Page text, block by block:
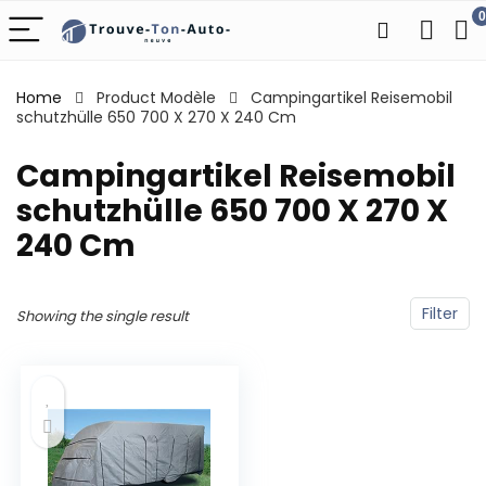
0
Home Product Modèle
‎Campingartikel Reisemobil
schutzhülle 650 700 X 270 X 240 Cm
‎Campingartikel Reisemobil
schutzhülle 650 700 X 270 X
240 Cm
Filter
Showing the single result